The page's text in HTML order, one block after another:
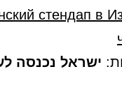
стендап в
ישראל נכנסה